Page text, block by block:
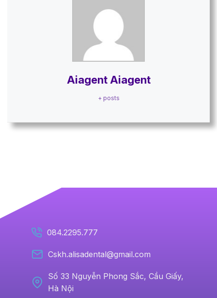
Aiagent Aiagent
+ posts
084.2295.777
Cskh.alisadental@gmail.com
Số 33 Nguyễn Phong Sắc, Cầu Giấy,
Hà Nội